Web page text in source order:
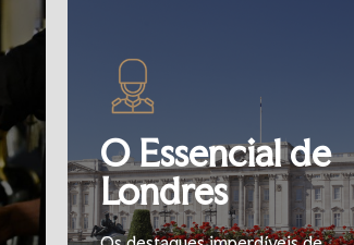
O Essencial de
Londres